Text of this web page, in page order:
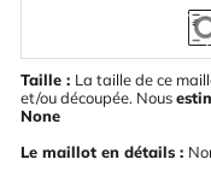
Taille : La taille de ce
et/ou découpée. Nous
None
Le maillot en détails :